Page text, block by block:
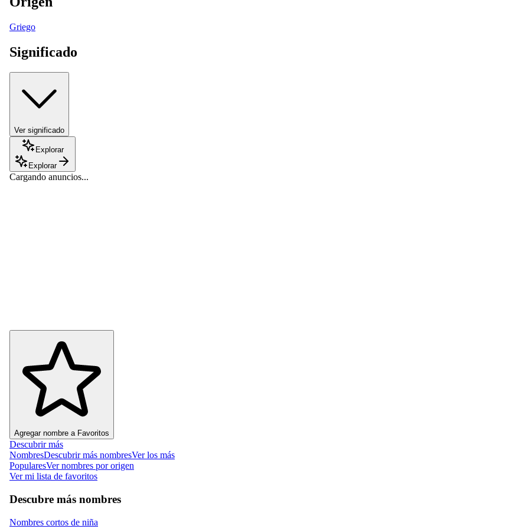
Griego
Significado
Ver significado
Explorar
Explorar
Cargando anuncios...
Agregar nombre a Favoritos
Descubrir más
NombresDescubrir más nombresVer los más
PopularesVer nombres por origen
Ver mi lista de favoritos
Descubre más nombres
Nombres cortos de niña